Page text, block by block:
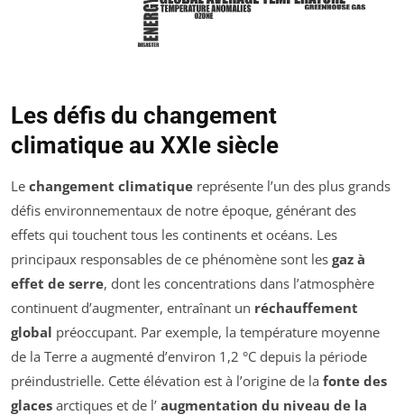
Les défis du changement
climatique au XXIe siècle
Le changement climatique représente l’un des plus grands
défis environnementaux de notre époque, générant des
effets qui touchent tous les continents et océans. Les
principaux responsables de ce phénomène sont les gaz à
effet de serre, dont les concentrations dans l’atmosphère
continuent d’augmenter, entraînant un réchauffement
global préoccupant. Par exemple, la température moyenne
de la Terre a augmenté d’environ 1,2 °C depuis la période
préindustrielle. Cette élévation est à l’origine de la fonte des
glaces arctiques et de l’ augmentation du niveau de la